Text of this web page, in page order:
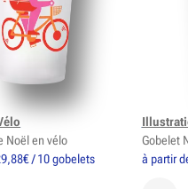
/ 10 gobelets
Noël en vélo
à partir
Gobelet